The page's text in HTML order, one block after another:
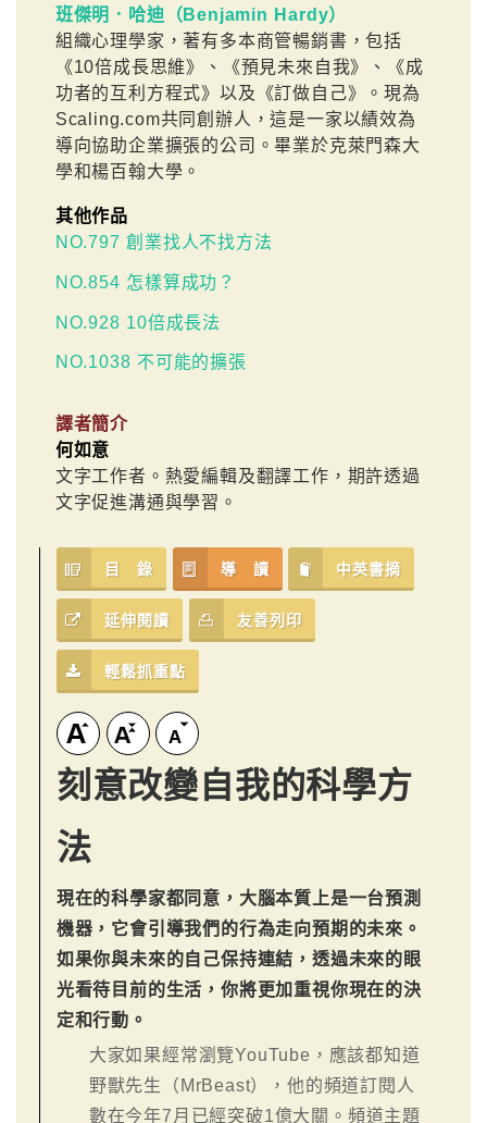
班傑明．哈迪（Benjamin Hardy）
組織心理學家，著有多本商管暢銷書，包括
《10倍成長思維》、《預見未來自我》、《成
功者的互利方程式》以及《訂做自己》。現為
Scaling.com共同創辦人，這是一家以績效為
導向協助企業擴張的公司。畢業於克萊門森大
學和楊百翰大學。
其他作品
NO.797 創業找人不找方法
NO.854 怎樣算成功？
NO.928 10倍成長法
NO.1038 不可能的擴張
譯者簡介
何如意
文字工作者。熱愛編輯及翻譯工作，期許透過
文字促進溝通與學習。
目 錄 導 讀 中英書摘
延伸閱讀 友善列印
輕鬆抓重點
刻意改變自我的科學方
法
現在的科學家都同意，大腦本質上是一台預測
機器，它會引導我們的行為走向預期的未來。
如果你與未來的自己保持連結，透過未來的眼
光看待目前的生活，你將更加重視你現在的決
定和行動。
大家如果經常瀏覽YouTube，應該都知道
野獸先生（MrBeast），他的頻道訂閱人
數在今年7月已經突破1億大關。頻道主題